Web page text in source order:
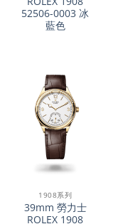
52506-0003 冰
藍色
1908系列
39mm 勞力士
ROLEX 1908